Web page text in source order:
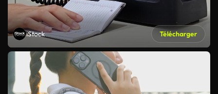
iStock Télécharger